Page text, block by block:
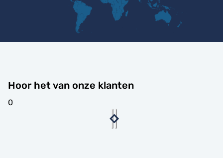
Hoor het van onze klanten
0